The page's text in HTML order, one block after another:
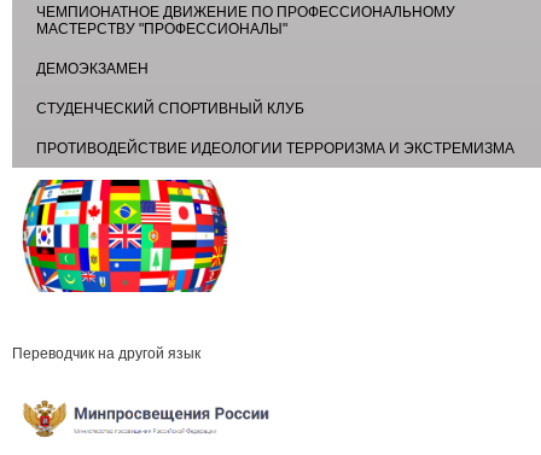
ЧЕМПИОНАТНОЕ ДВИЖЕНИЕ ПО ПРОФЕССИОНАЛЬНОМУ
МАСТЕРСТВУ "ПРОФЕССИОНАЛЫ"
ДЕМОЭКЗАМЕН
СТУДЕНЧЕСКИЙ СПОРТИВНЫЙ КЛУБ
ПРОТИВОДЕЙСТВИЕ ИДЕОЛОГИИ ТЕРРОРИЗМА И ЭКСТРЕМИЗМА
Переводчик на другой язык